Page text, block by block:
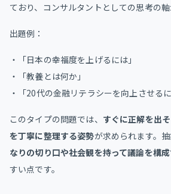
ており、コンサルタントとしての思考の軸
出題例：
・「日本の幸福度を上げるには」
・「教養とは何か」
・「20代の金融リテラシーを向上させる
このタイプの問題では、 すぐに正解を出
を丁寧に整理する姿勢が求められます。抽
なりの切り口や社会観を持って議論を構
すい点です。